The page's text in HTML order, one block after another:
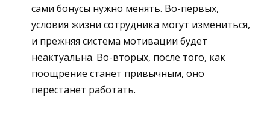
сами бонусы нужно менять. Во-первых,
условия жизни сотрудника могут измениться,
и прежняя система мотивации будет
неактуальна. Во-вторых, после того, как
поощрение станет привычным, оно
перестанет работать.